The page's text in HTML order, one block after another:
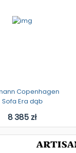
Copenhagen
Sofa Era dąb
8 385 zł